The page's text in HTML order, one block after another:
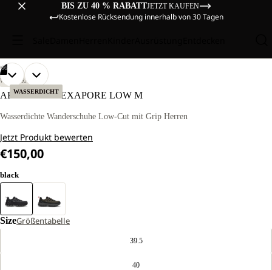
BIS ZU 40 % RABATTJETZT KAUFEN
Kostenlose Rücksendung innerhalb von 30 Tagen
WASSERDICHT
06
BILD
IM
ÖFFNEN
BILD
IM
ÖFFNEN
BILD
IM
ÖFFNEN
BILD
IM
ÖFFNEN
BILD
IM
ÖFFNEN
BILD
IM
ÖFFNEN
WANDERN
APEX HIKE TEXAPORE LOW M
Wasserdichte Wanderschuhe Low-Cut mit Grip Herren
Jetzt Produkt bewerten
€150,00
black
SizeGrößentabelle
39.5
40